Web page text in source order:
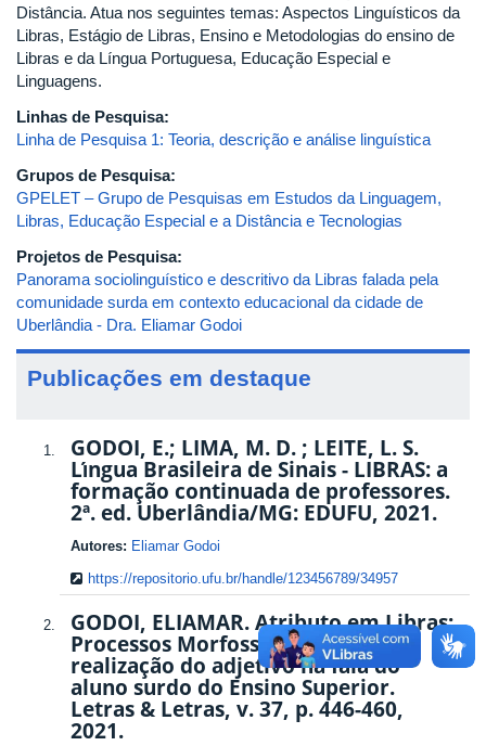
Distância. Atua nos seguintes temas: Aspectos Linguísticos da
Libras, Estágio de Libras, Ensino e Metodologias do ensino de
Libras e da Língua Portuguesa, Educação Especial e
Linguagens.
Linhas de Pesquisa:
Linha de Pesquisa 1: Teoria, descrição e análise linguística
Grupos de Pesquisa:
GPELET – Grupo de Pesquisas em Estudos da Linguagem,
Libras, Educação Especial e a Distância e Tecnologias
Projetos de Pesquisa:
Panorama sociolinguístico e descritivo da Libras falada pela
comunidade surda em contexto educacional da cidade de
Uberlândia - Dra. Eliamar Godoi
Publicações em destaque
GODOI, E.; LIMA, M. D. ; LEITE, L. S.
Lı́ngua Brasileira de Sinais - LIBRAS: a
formação continuada de professores.
2ª. ed. Uberlândia/MG: EDUFU, 2021.
Autores: Eliamar Godoi
https://repositorio.ufu.br/handle/123456789/34957
GODOI, ELIAMAR. Atributo em Libras:
Processos Morfossintáticos na
realização do adjetivo na fala do
aluno surdo do Ensino Superior.
Letras & Letras, v. 37, p. 446-460,
2021.